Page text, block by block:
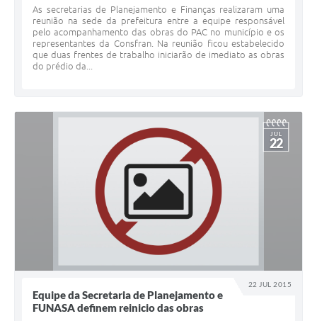
As secretarias de Planejamento e Finanças realizaram uma
reunião na sede da prefeitura entre a equipe responsável
pelo acompanhamento das obras do PAC no município e os
representantes da Consfran. Na reunião ficou estabelecido
que duas frentes de trabalho iniciarão de imediato as obras
do prédio da...
22 JUL 2015
JUL
22
Equipe da Secretaria de Planejamento e
FUNASA definem reinicio das obras